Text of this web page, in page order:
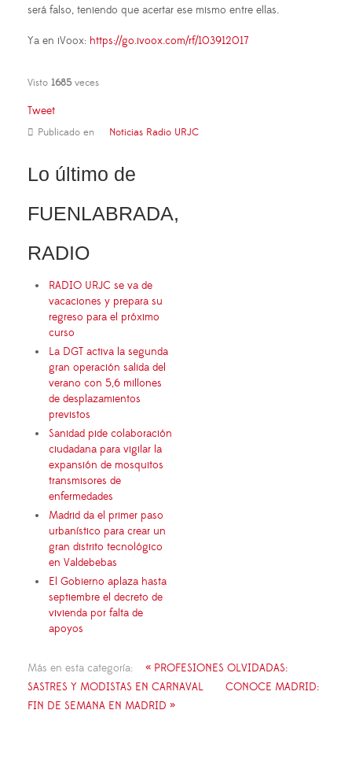
será falso, teniendo que acertar ese mismo entre ellas.
Ya en iVoox: https://go.ivoox.com/rf/103912017
Visto 1685veces
Tweet
Publicado en Noticias Radio URJC
Lo último de
FUENLABRADA,
RADIO
RADIO URJC se va de
vacaciones y prepara su
regreso para el próximo
curso
La DGT activa la segunda
gran operación salida del
verano con 5,6 millones
de desplazamientos
previstos
Sanidad pide colaboración
ciudadana para vigilar la
expansión de mosquitos
transmisores de
enfermedades
Madrid da el primer paso
urbanístico para crear un
gran distrito tecnológico
en Valdebebas
El Gobierno aplaza hasta
septiembre el decreto de
vivienda por falta de
apoyos
Más en esta categoría:
« PROFESIONES OLVIDADAS:
SASTRES Y MODISTAS EN CARNAVAL
CONOCE MADRID:
FIN DE SEMANA EN MADRID »